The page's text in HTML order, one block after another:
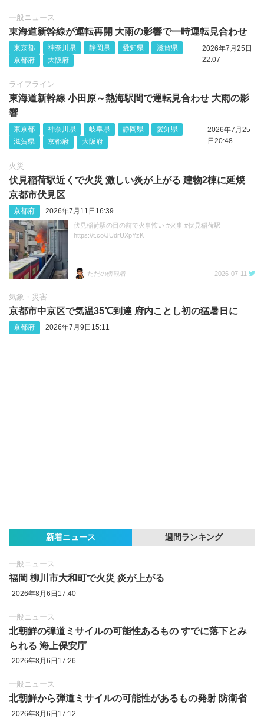
一般ニュース
東海道新幹線が運転再開 大雨の影響で一時運転見合わせ
東京都 神奈川県 静岡県 愛知県
滋賀県
京都府
大阪府
2026年7月25日
22:07
ライフライン
東海道新幹線 小田原～熱海駅間で運転見合わせ 大雨の影
響
東京都 神奈川県 岐阜県 静岡県
愛知県
滋賀県
京都府 大阪府
2026年7月25
日20:48
火災
伏見稲荷駅近くで火災 激しい炎が上がる 建物2棟に延焼
京都市伏見区
京都府 2026年7月11日16:39
伏見稲荷駅の目の前で火事怖い #火事 #伏見稲荷駅
https://t.co/JUdrUXpYzK
ただの傍観者 2026-07-11
気象・災害
京都市中京区で気温35℃到達 府内ことし初の猛暑日に
京都府 2026年7月9日15:11
新着ニュース 週間ランキング
一般ニュース
福岡 柳川市大和町で火災 炎が上がる
2026年8月6日17:40
一般ニュース
北朝鮮の弾道ミサイルの可能性あるもの すでに落下とみ
られる 海上保安庁
2026年8月6日17:26
一般ニュース
北朝鮮から弾道ミサイルの可能性があるもの発射 防衛省
2026年8月6日17:12